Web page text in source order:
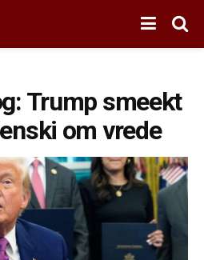
Trump smeekt
om vrede